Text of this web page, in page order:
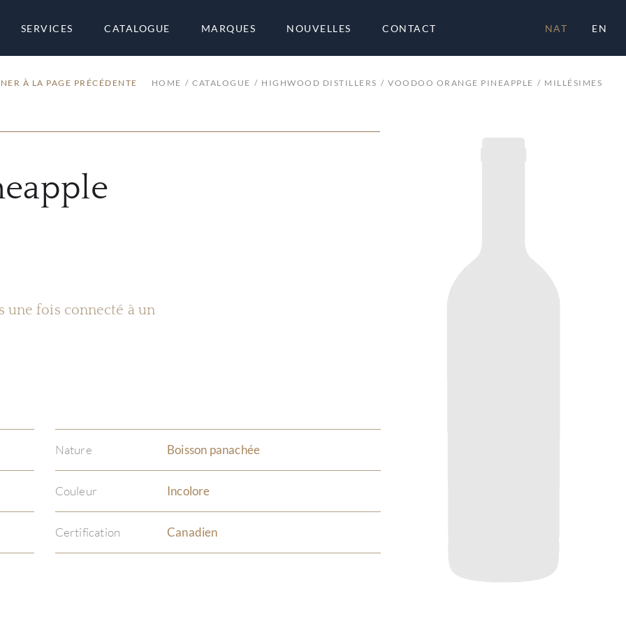
SERVICES CATALOGUE MARQUES NOUVELLES CONTACT NAT EN
À LA PAGE PRÉCÉDENTE HOME CATALOGUE HIGHWOOD DISTILLERS VOODOO ORANGE PINEAPPLE MILLÉSIMES
une fois connecté à un
Nature Boisson panachée
Couleur Incolore
Certification Canadien